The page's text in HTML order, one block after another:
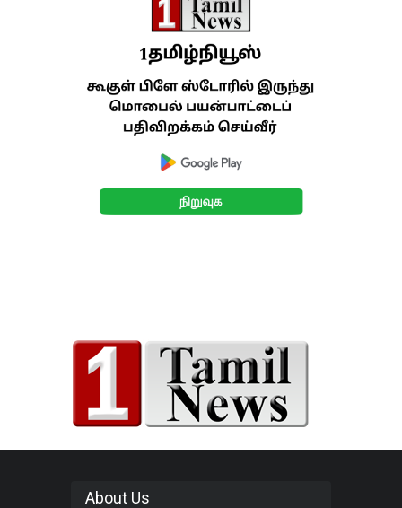
About Us